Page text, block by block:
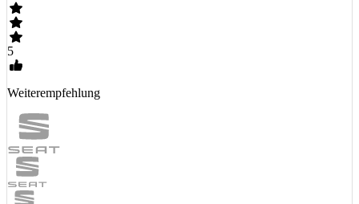
5
Weiterempfehlung